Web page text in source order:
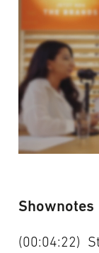
Shownotes
(00:04:22)